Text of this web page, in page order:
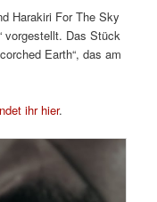
Harakiri For The Sky
vorgestellt. Das Stück
Earth“, das am
ihr hier.